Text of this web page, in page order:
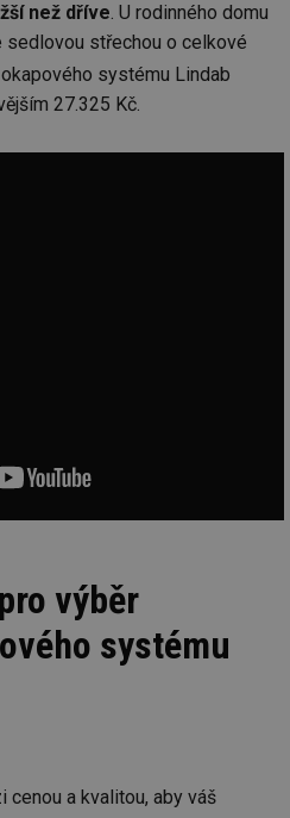
než dříve. U rodinného domu
střechou o celkové
systému Lindab
27.325 Kč.
výběr
systému
cenou a kvalitou, aby váš